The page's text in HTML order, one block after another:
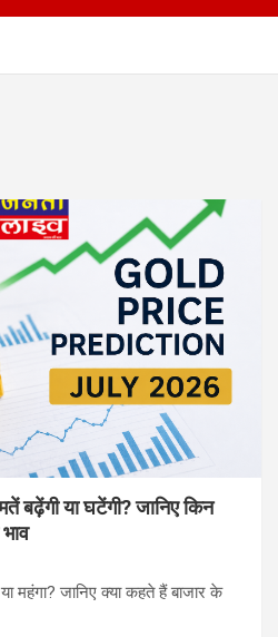
बढ़ेंगी या घटेंगी? जानिए किन
महंगा? जानिए क्या कहते हैं बाजार के